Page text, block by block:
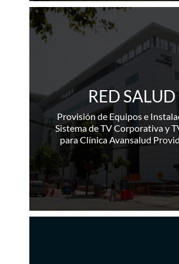
RED SALUD
Provisión de Equipos e
Sistema de TV Corporativa y
para Clínica Avansalud